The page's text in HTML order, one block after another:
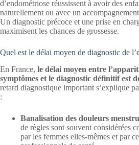
d’endométriose réussissent à avoir des
naturellement ou avec un
Un diagnostic précoce et une prise en
maximisent les chances de grossesse.
Quel est le délai moyen de diagnostic de
En France, le délai moyen entre
symptômes et le diagnostic définitif est
retard diagnostique important s’explique
:
Banalisation des douleurs
de règles sont souvent considérées
par les femmes elles-mêmes et par